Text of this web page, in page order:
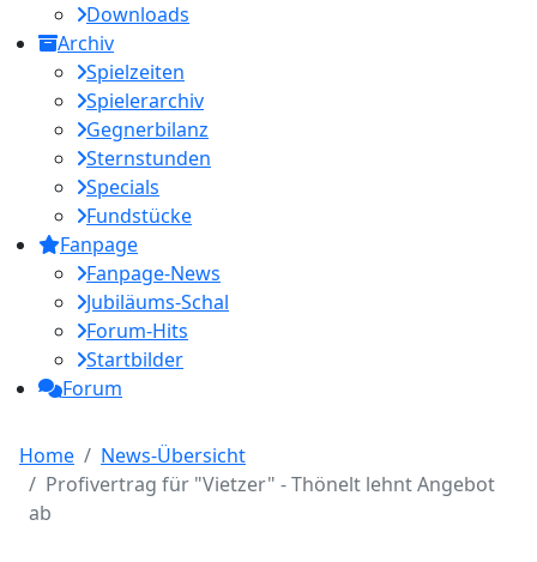
Downloads
Archiv
Spielzeiten
Spielerarchiv
Gegnerbilanz
Sternstunden
Specials
Fundstücke
Fanpage
Fanpage-News
Jubiläums-Schal
Forum-Hits
Startbilder
Forum
Home
News-Übersicht
Profivertrag für "Vietzer" - Thönelt lehnt Angebot
ab